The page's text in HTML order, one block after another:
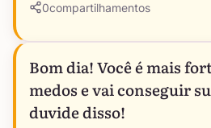
0compartilhamentos
Bom dia! Você é mais
medos e vai conseguir
duvide disso!